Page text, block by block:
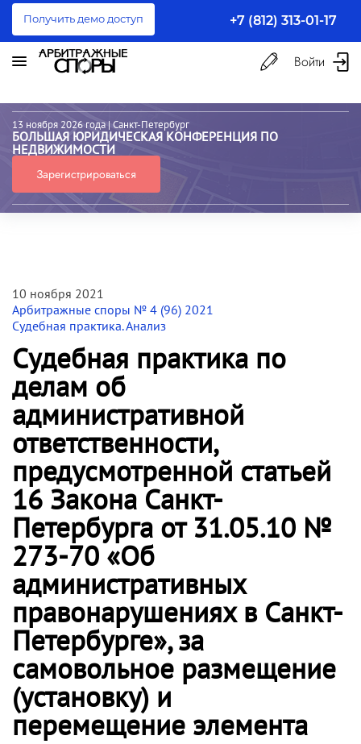
Получить демо доступ +7 (812) 313-01-17
Войти
13 ноября 2026 года | Санкт-Петербург
БОЛЬШАЯ ЮРИДИЧЕСКАЯ КОНФЕРЕНЦИЯ ПО
НЕДВИЖИМОСТИ
Зарегистрироваться
10 ноября 2021
Арбитражные споры № 4 (96) 2021
Судебная практика. Анализ
Судебная практика по
делам об
административной
ответственности,
предусмотренной статьей
16 Закона Санкт-
Петербурга от 31.05.10 №
273-70 «Об
административных
правонарушениях в Санкт-
Петербурге», за
самовольное размещение
(установку) и
перемещение элемента